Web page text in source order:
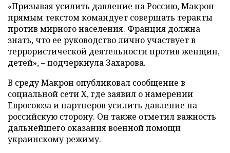
«Призывая усилить давление на Россию, Макрон
прямым текстом командует совершать теракты
против мирного населения. Франция должна
знать, что ее руководство лично участвует в
террористической деятельности против женщин,
детей», – подчеркнула Захарова.
В среду Макрон опубликовал сообщение в
социальной сети X, где заявил о намерении
Евросоюза и партнеров усилить давление на
российскую сторону. Он также отметил важность
дальнейшего оказания военной помощи
украинскому режиму.